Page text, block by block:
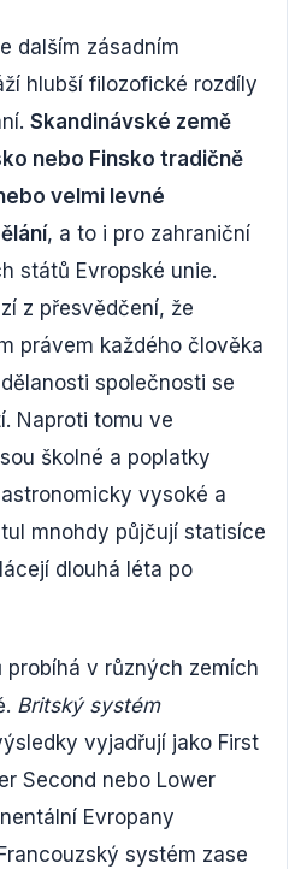
dalším zásadním
hlubší filozofické rozdíly
Skandinávské země
nebo Finsko tradičně
velmi levné
, a to i pro zahraniční
států Evropské unie.
z přesvědčení, že
právem každého člověka
společnosti se
Naproti tomu ve
školné a poplatky
vysoké a
mnohdy půjčují statisíce
dlouhá léta po
probíhá v různých zemích
Britský systém
vyjadřují jako First
Second nebo Lower
Evropany
systém zase